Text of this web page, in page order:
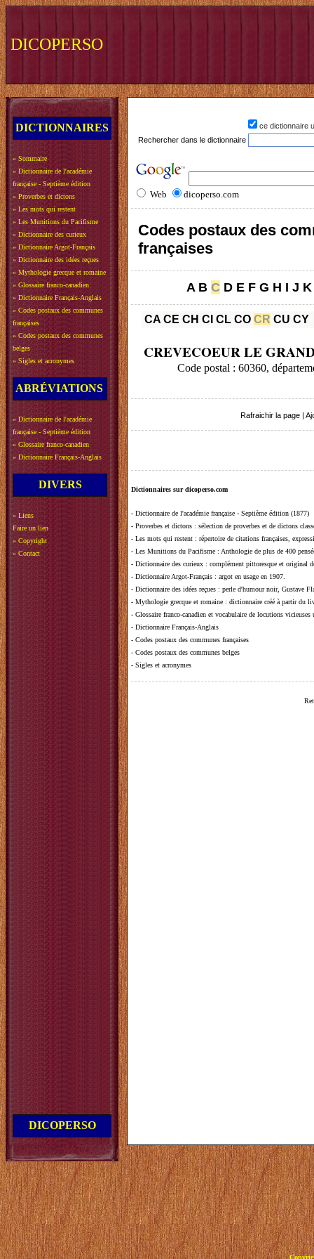
DICOPERSO
DICTIONNAIRES
» Sommaire
» Dictionnaire de l'académie
française - Septième édition
» Proverbes et dictons
» Les mots qui restent
» Les Munitions du Pacifisme
» Dictionnaire des curieux
» Dictionnaire Argot-Français
» Dictionnaire des idées reçues
» Mythologie grecque et romaine
» Glossaire franco-canadien
» Dictionnaire Français-Anglais
» Codes postaux des communes
françaises
» Codes postaux des communes
belges
» Sigles et acronymes
ABRÉVIATIONS
» Dictionnaire de l'académie
française - Septième édition
» Glossaire franco-canadien
» Dictionnaire Français-Anglais
DIVERS
» Liens
Faire un lien
» Copyright
» Contact
DICOPERSO
ce dictionnaire
Rechercher dans le dictionnaire
Web dicoperso.com
Codes postaux des
françaises
A B C D E F G H I J K
CA CE CH CI CL CO CR CU CY
CREVECOEUR LE
Code postal : 60360,
Rafraichir la page
Dictionnaires sur dicoperso.com
- Dictionnaire de l'académie française - Septième édition (1877)
- Proverbes et dictons : sélection de proverbes et de dictons
- Les mots qui restent : répertoire de citations françaises,
- Les Munitions du Pacifisme : Anthologie de plus de 400
- Dictionnaire des curieux : complément pittoresque et original
- Dictionnaire Argot-Français : argot en usage en 1907.
- Dictionnaire des idées reçues : perle d'humour noir, Gustave
- Mythologie grecque et romaine : dictionnaire créé à partir du
- Glossaire franco-canadien et vocabulaire de locutions vicieuses
- Dictionnaire Français-Anglais
- Codes postaux des communes françaises
- Codes postaux des communes belges
- Sigles et acronymes